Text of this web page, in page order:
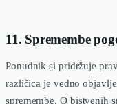
11. Spremembe
Ponudnik si pridržuje
različica je vedno
spremembe. O bistvenih